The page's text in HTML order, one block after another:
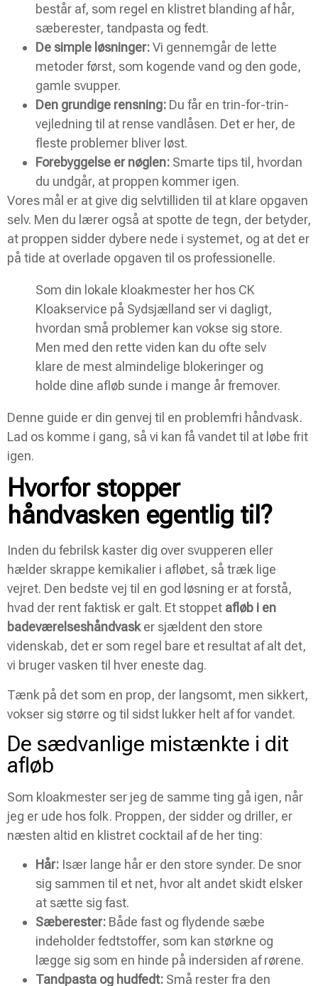
består af, som regel en klistret blanding af hår,
sæberester, tandpasta og fedt.
De simple løsninger:Vi gennemgår de lette
metoder først, som kogende vand og den gode,
gamle svupper.
Den grundige rensning: Du får en trin-for-trin-
vejledning til at rense vandlåsen. Det er her, de
fleste problemer bliver løst.
Forebyggelse er nøglen: Smarte tips til, hvordan
du undgår, at proppen kommer igen.
Vores mål er at give dig selvtilliden til at klare opgaven
selv. Men du lærer også at spotte de tegn, der betyder,
at proppen sidder dybere nede i systemet, og at det er
på tide at overlade opgaven til os professionelle.
Som din lokale kloakmester her hos CK
Kloakservice på Sydsjælland ser vi dagligt,
hvordan små problemer kan vokse sig store.
Men med den rette viden kan du ofte selv
klare de mest almindelige blokeringer og
holde dine afløb sunde i mange år fremover.
Denne guide er din genvej til en problemfri håndvask.
Lad os komme i gang, så vi kan få vandet til at løbe frit
igen.
Hvorfor stopper
håndvasken egentlig til?
Inden du febrilsk kaster dig over svupperen eller
hælder skrappe kemikalier i afløbet, så træk lige
vejret. Den bedste vej til en god løsning er at forstå,
hvad der rent faktisk er galt. Et stoppet afløb i en
badeværelseshåndvasker sjældent den store
videnskab, det er som regel bare et resultat af alt det,
vi bruger vasken til hver eneste dag.
Tænk på det som en prop, der langsomt, men sikkert,
vokser sig større og til sidst lukker helt af for vandet.
De sædvanlige mistænkte i dit
afløb
Som kloakmester ser jeg de samme ting gå igen, når
jeg er ude hos folk. Proppen, der sidder og driller, er
næsten altid en klistret cocktail af de her ting:
Hår: Især lange hår er den store synder. De snor
sig sammen til et net, hvor alt andet skidt elsker
at sætte sig fast.
Sæberester: Både fast og flydende sæbe
indeholder fedtstoffer, som kan størkne og
lægge sig som en hinde på indersiden af rørene.
Tandpasta og hudfedt: Små rester fra den